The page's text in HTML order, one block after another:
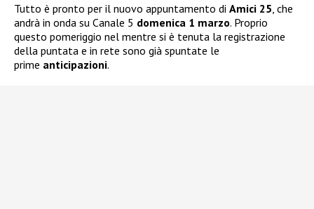
Tutto è pronto per il nuovo appuntamento di Amici 25, che
andrà in onda su Canale 5 domenica 1 marzo. Proprio
questo pomeriggio nel mentre si è tenuta la registrazione
della puntata e in rete sono già spuntate le
prime anticipazioni.